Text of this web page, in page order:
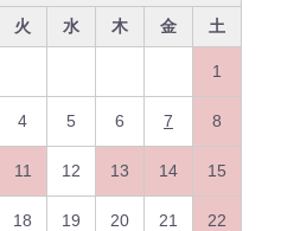
火 水 木 金 土
1
4 5 6 7 8
11 12 13 14 15
18 19 20 21 22